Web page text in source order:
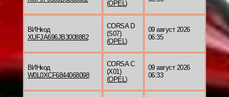
(OPEL )
ВИНкод
XUFJA696JB3008882
CORSA D
(S07)
(OPEL )
09 август 2026
06:35
ВИНкод
W0L0XCF6844068098
CORSA C
(X01)
(OPEL )
09 август 2026
06:33